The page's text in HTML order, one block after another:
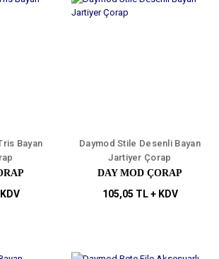
Bayan
Daymod Stile Desenli Bayan
Jartiyer Çorap
DAY MOD ÇORAP
105,05 TL + KDV